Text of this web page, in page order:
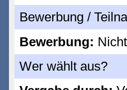
Bewerbung /
Bewerbung:
Wer wählt aus?